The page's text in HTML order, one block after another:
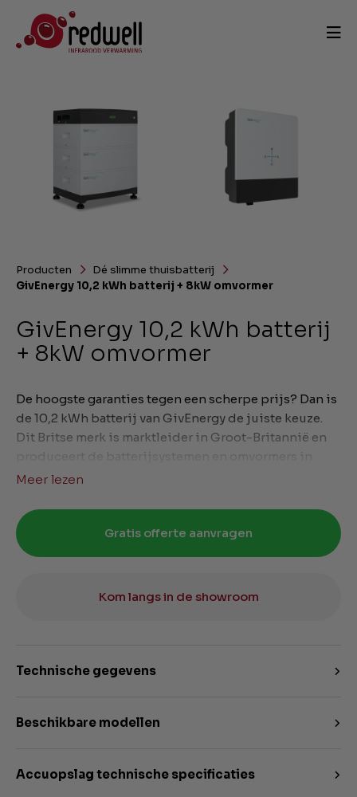
Producten
Dé slimme thuisbatterij
GivEnergy 10,2 kWh batterij + 8kW omvormer
GivEnergy 10,2 kWh batterij
+ 8kW omvormer
De hoogste garanties tegen een scherpe prijs? Dan is
de 10,2 kWh batterij van GivEnergy de juiste keuze.
Dit Britse merk is marktleider in Groot-Britannië en
produceert de batterijsystemen en omvormers in
Europa. Ook alle software draait op Europese servers.
Een 10,2 kWh batterij is doorgaans de juiste keuze
voor huishoudens die (nog) niet elektrisch
verwarmen. Bij GivEnergy is de noodstroomfunctie
Meer lezen
Gratis offerte aanvragen
Kom langs in de showroom
Technische gegevens
Beschikbare modellen
Accuopslag technische specificaties